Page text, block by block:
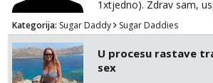
1xtjedno). Zdrav sam,
muskarca koji je
tvoje vrijeme i trud. Ako
ponuditi, javi se s par
trazis/ocekujes i
@GentAnte WA
Kategorija: Sugar Daddy Sugar Daddies
U procesu rastave
sex